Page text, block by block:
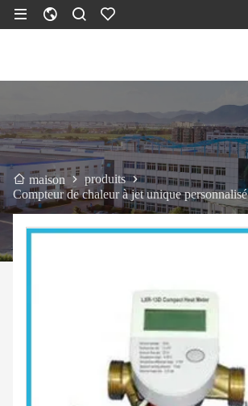
maison
produits
Compteur de chaleur à jet unique personnalisé